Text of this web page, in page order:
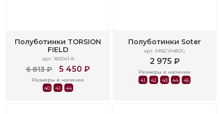
Полуботинки TORSION
FIELD
арт. 180041-8
6 813 ₽ 5 450 ₽
Размеры в наличии
40
41 44
Полуботинки Soter
арт. MN21A480G
2 975 ₽
Размеры в наличии
41
42 43 44 45